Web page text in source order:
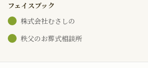
フェイスブック
株式会社むさしの
秩父のお葬式相談所